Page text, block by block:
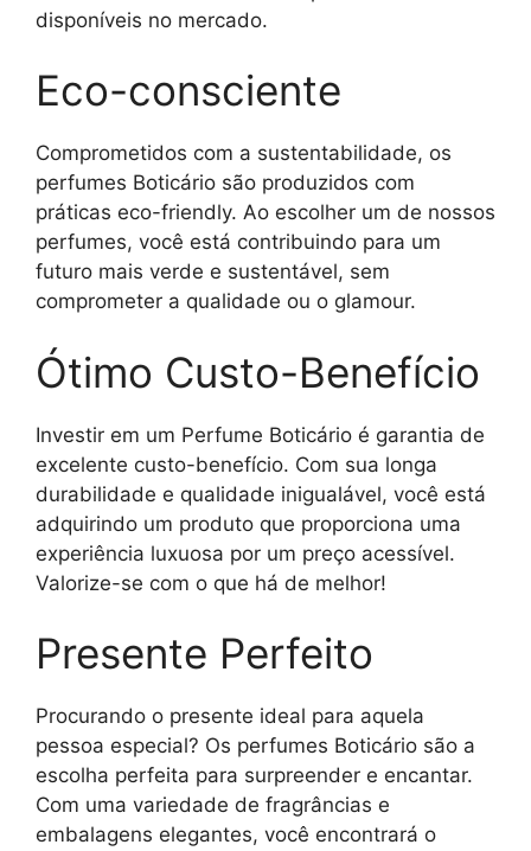
disponíveis no mercado.
Eco-consciente
Comprometidos com a sustentabilidade, os
perfumes Boticário são produzidos com
práticas eco-friendly. Ao escolher um de nossos
perfumes, você está contribuindo para um
futuro mais verde e sustentável, sem
comprometer a qualidade ou o glamour.
Ótimo Custo-Benefício
Investir em um Perfume Boticário é garantia de
excelente custo-benefício. Com sua longa
durabilidade e qualidade inigualável, você está
adquirindo um produto que proporciona uma
experiência luxuosa por um preço acessível.
Valorize-se com o que há de melhor!
Presente Perfeito
Procurando o presente ideal para aquela
pessoa especial? Os perfumes Boticário são a
escolha perfeita para surpreender e encantar.
Com uma variedade de fragrâncias e
embalagens elegantes, você encontrará o